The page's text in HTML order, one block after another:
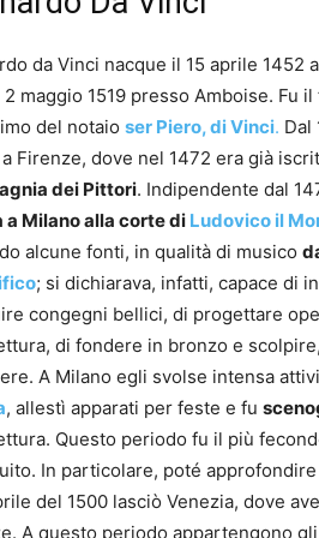
da Vinci nacque il 15 aprile 1452
maggio 1519 presso Amboise. Fu
del notaio ser Piero, di Vinci. Dal
Firenze, dove nel 1472 era già
dei Pittori. Indipendente dal
a Milano alla corte di Ludovico il
alcune fonti, in qualità di musico
; si dichiarava, infatti, capace di
congegni bellici, di progettare
di fondere in bronzo e
A Milano egli svolse intensa
, allestì apparati per feste e fu
Questo periodo fu il più
In particolare, poté
del 1500 lasciò Venezia, dove
A questo periodo appartengono